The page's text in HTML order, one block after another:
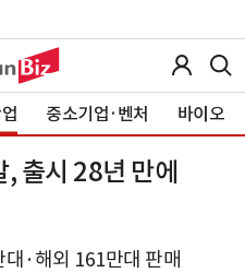
중소기업·벤처 바이오
출시 28년 만에
·해외 161만대 판매